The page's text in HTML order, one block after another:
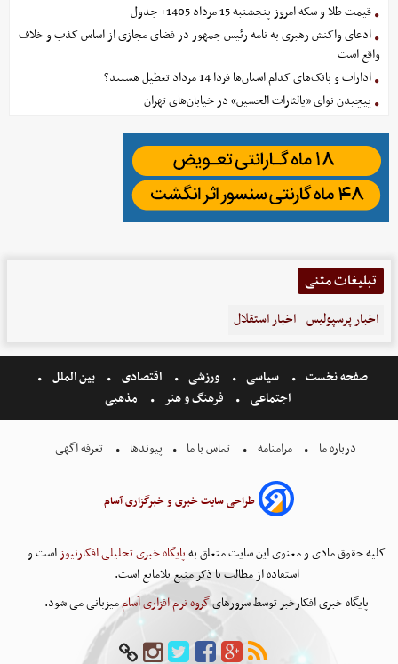
قیمت طلا و سکه امروز پنجشنبه 15 مرداد 1405+ جدول
ادعای واکنش رهبری به نامه رئیس جمهور در فضای مجازی از اساس کذب و خلاف
واقع است
ادارات و بانک‌های کدام استان‌ها فردا 14 مرداد تعطیل هستند؟
پیچیدن نوای «یالثارات الحسین» در خیابان‌های تهران
تبلیغات متنی
اخبار پرسپولیس اخبار استقلال
صفحه نخست سیاسی ورزشی اقتصادی
بین الملل
اجتماعی
فرهنگ و هنر مذهبی
درباره ما مرامنامه تماس با ما پیوندها تعرفه اگهی
طراحی سایت خبری و خبرگزاری آسام
کلیه حقوق مادی و معنوی این سایت متعلق بهپایگاه خبری تحلیلی افکارنیوز است و
استفاده از مطالب با ذکر منبع بلامانع است.
پایگاه خبری افکارخبر توسط سرورهایگروه نرم افزاری آساممیزبانی می شود.